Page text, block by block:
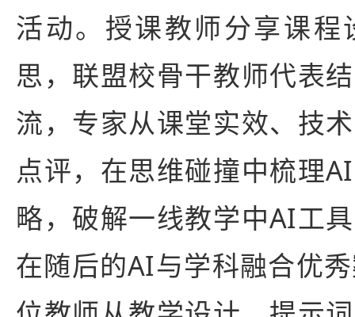
活动。授课教师分享课程
思，联盟校骨干教师代表
流，专家从课堂实效、技
点评，在思维碰撞中梳理
略，破解一线教学中AI工
在随后的AI与学科融合优